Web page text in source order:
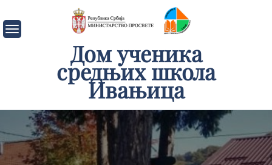
to
content
Дом ученика
средњих школа
Ивањица